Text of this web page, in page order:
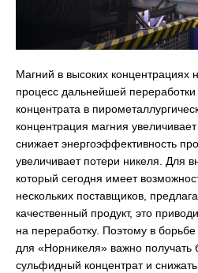
Магний в высоких концентрациях
процесс дальнейшей
концентрата в
концентрация магния
снижает энергоэффективность
увеличивает потери никеля. Для
который сегодня имеет
нескольких поставщиков,
качественный продукт, это
на переработку. Поэтому в
для «Норникеля» важно получать
сульфидный концентрат и